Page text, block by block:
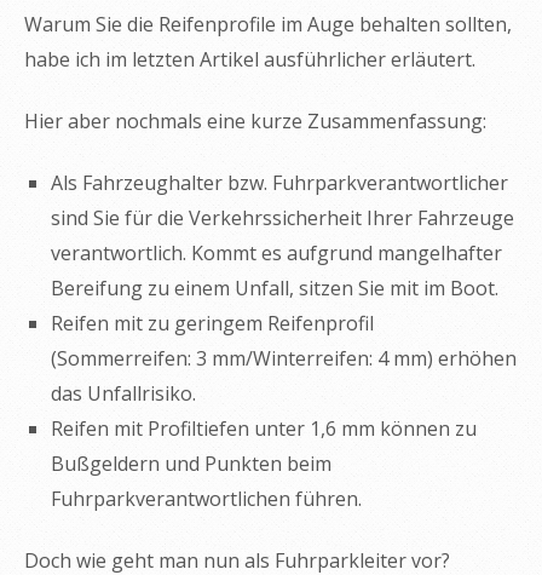
Warum Sie die Reifenprofile im Auge behalten sollten,
habe ich im letzten Artikel ausführlicher erläutert.
Hier aber nochmals eine kurze Zusammenfassung:
Als Fahrzeughalter bzw. Fuhrparkverantwortlicher
sind Sie für die Verkehrssicherheit Ihrer Fahrzeuge
verantwortlich. Kommt es aufgrund mangelhafter
Bereifung zu einem Unfall, sitzen Sie mit im Boot.
Reifen mit zu geringem Reifenprofil
(Sommerreifen: 3 mm/Winterreifen: 4 mm) erhöhen
das Unfallrisiko.
Reifen mit Profiltiefen unter 1,6 mm können zu
Bußgeldern und Punkten beim
Fuhrparkverantwortlichen führen.
Doch wie geht man nun als Fuhrparkleiter vor?